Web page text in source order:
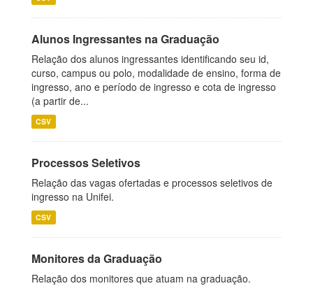
Alunos Ingressantes na Graduação
Relação dos alunos ingressantes identificando seu id,
curso, campus ou polo, modalidade de ensino, forma de
ingresso, ano e período de ingresso e cota de ingresso
(a partir de...
CSV
Processos Seletivos
Relação das vagas ofertadas e processos seletivos de
ingresso na Unifei.
CSV
Monitores da Graduação
Relação dos monitores que atuam na graduação.